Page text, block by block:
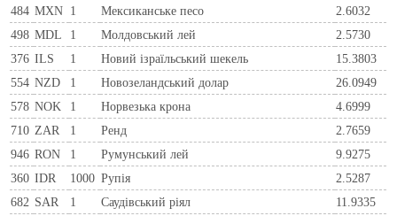
484 MXN 1 Мексиканське песо
2.6032
498 MDL 1 Молдовський лей
2.5730
376 ILS 1 Новий ізраїльський шекель
15.3803
554 NZD 1 Новозеландський долар
26.0949
578 NOK 1 Норвезька крона
4.6999
710 ZAR 1 Ренд
2.7659
946 RON 1 Румунський лей
9.9275
360 IDR 1000 Рупія
2.5287
682 SAR 1 Саудівський ріял
11.9335